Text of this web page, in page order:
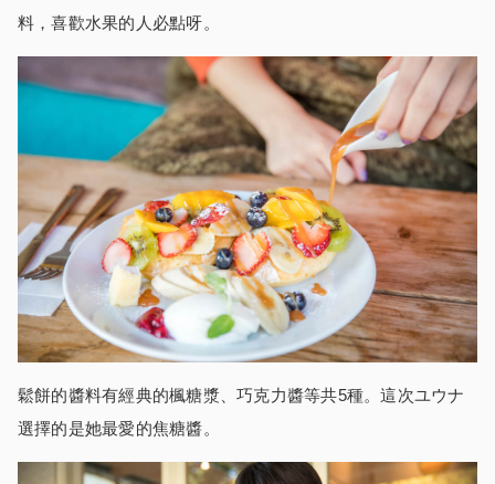
料，喜歡水果的人必點呀。
鬆餅的醬料有經典的楓糖漿、巧克力醬等共5種。這次ユウナ
選擇的是她最愛的焦糖醬。